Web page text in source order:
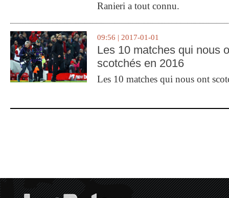
Ranieri a tout connu.
09:56 | 2017-01-01
Les 10 matches qui nous
scotchés en 2016
Les 10 matches qui nous ont